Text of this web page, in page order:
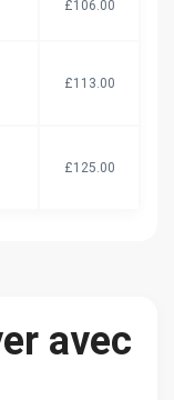
£106.00
£113.00
£125.00
avec